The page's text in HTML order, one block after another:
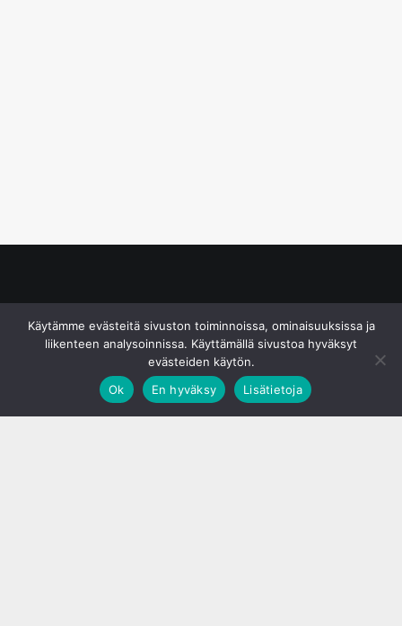
Käytämme evästeitä sivuston toiminnoissa, ominaisuuksissa ja
liikenteen analysoinnissa. Käyttämällä sivustoa hyväksyt
evästeiden käytön.
Ok
En hyväksy Lisätietoja